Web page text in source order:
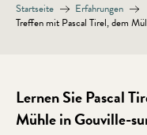
Startseite
Erfahrungen
Treffen mit Pascal Tirel, dem
Lernen Sie Pascal
Mühle in Gouville-